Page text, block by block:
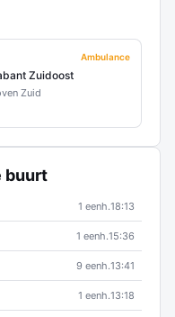
Ambulance
Zuidoost
Zuid
buurt
1 eenh.18:13
1 eenh.15:36
9 eenh.13:41
1 eenh.13:18